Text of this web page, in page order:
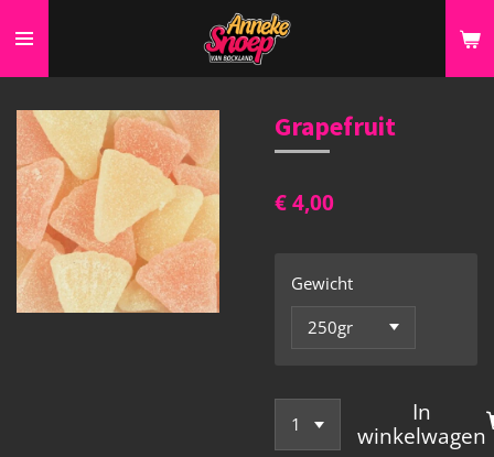
direct
naar
de
hoofdinhoud
Grapefruit
€ 4,00
Gewicht
In
winkelwagen